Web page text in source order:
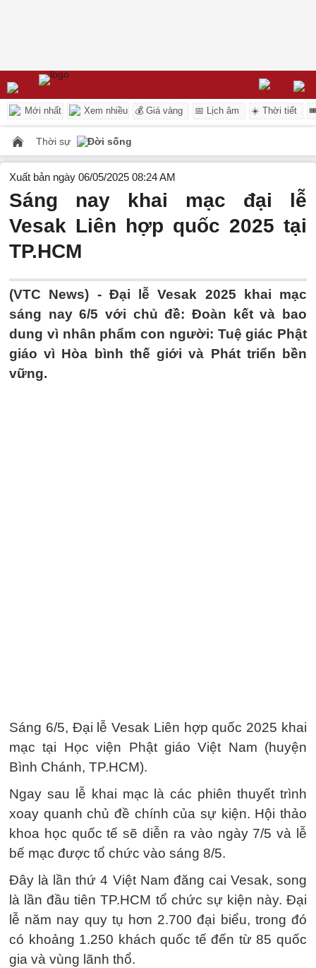
Mới nhất Xem nhiều 💰 Giá vàng 📅 Lịch âm ☀️ Thời tiết
Thời sự Đời sống
Xuất bản ngày 06/05/2025 08:24 AM
Sáng nay khai mạc đại lễ
Vesak Liên hợp quốc 2025 tại
TP.HCM
(VTC News) - Đại lễ Vesak 2025 khai mạc
sáng nay 6/5 với chủ đề: Đoàn kết và bao
dung vì nhân phẩm con người: Tuệ giác Phật
giáo vì Hòa bình thế giới và Phát triển bền
vững.
Sáng 6/5, Đại lễ Vesak Liên hợp quốc 2025 khai
mạc tại Học viện Phật giáo Việt Nam (huyện
Bình Chánh, TP.HCM).
Ngay sau lễ khai mạc là các phiên thuyết trình
xoay quanh chủ đề chính của sự kiện. Hội thảo
khoa học quốc tế sẽ diễn ra vào ngày 7/5 và lễ
bế mạc được tổ chức vào sáng 8/5.
Đây là lần thứ 4 Việt Nam đăng cai Vesak, song
là lần đầu tiên TP.HCM tổ chức sự kiện này. Đại
lễ năm nay quy tụ hơn 2.700 đại biểu, trong đó
có khoảng 1.250 khách quốc tế đến từ 85 quốc
gia và vùng lãnh thổ.